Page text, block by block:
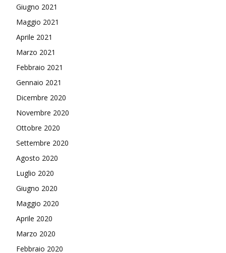
Giugno 2021
Maggio 2021
Aprile 2021
Marzo 2021
Febbraio 2021
Gennaio 2021
Dicembre 2020
Novembre 2020
Ottobre 2020
Settembre 2020
Agosto 2020
Luglio 2020
Giugno 2020
Maggio 2020
Aprile 2020
Marzo 2020
Febbraio 2020